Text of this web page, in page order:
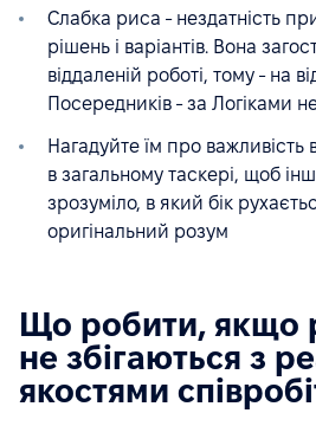
Слабка риса - нездатність
рішень і варіантів. Вона
віддаленій роботі, тому - на
Посередників - за Логіками
Нагадуйте їм про важливість
в загальному таскері, щоб
зрозуміло, в який бік
оригінальний розум
Що робити, якщо
не збігаються з
якостями